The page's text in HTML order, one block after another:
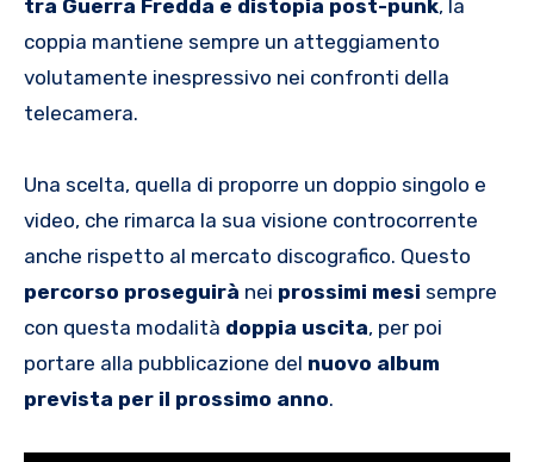
tra Guerra Fredda e distopia post-punk, la
coppia mantiene sempre un atteggiamento
volutamente inespressivo nei confronti della
telecamera.
Una scelta, quella di proporre un doppio singolo e
video, che rimarca la sua visione controcorrente
anche rispetto al mercato discografico. Questo
percorso proseguirà nei prossimi mesi sempre
con questa modalità doppia uscita, per poi
portare alla pubblicazione del nuovo album
prevista per il prossimo anno.